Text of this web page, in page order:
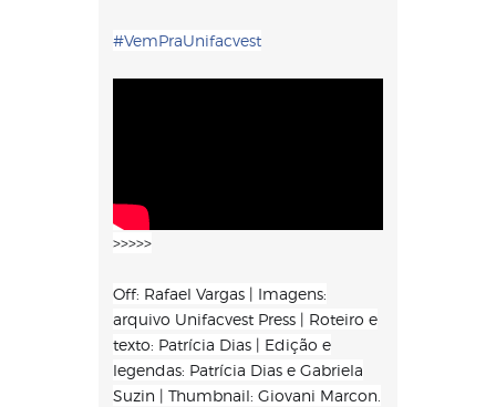
#VemPraUnifacvest
>>>>>
Off: Rafael Vargas | Imagens:
arquivo Unifacvest Press | Roteiro e
texto: Patrícia Dias | Edição e
legendas: Patrícia Dias e Gabriela
Suzin | Thumbnail: Giovani Marcon.